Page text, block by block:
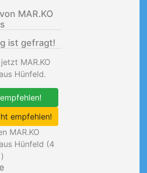
MAR.KO
ist gefragt!
MAR.KO
Hünfeld.
empfehlen!
MAR.KO
Hünfeld (4